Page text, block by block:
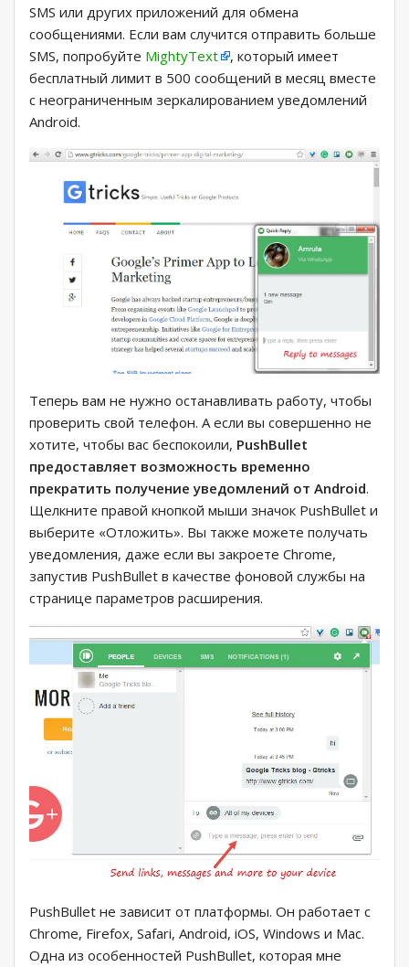
SMS или других приложений для обмена
сообщениями. Если вам случится отправить больше
SMS, попробуйте MightyText
, который имеет
бесплатный лимит в 500 сообщений в месяц вместе
с неограниченным зеркалированием уведомлений
Android.
Теперь вам не нужно останавливать работу, чтобы
проверить свой телефон. А если вы совершенно не
хотите, чтобы вас беспокоили, PushBullet
предоставляет возможность временно
прекратить получение уведомлений от Android.
Щелкните правой кнопкой мыши значок PushBullet и
выберите «Отложить». Вы также можете получать
уведомления, даже если вы закроете Chrome,
запустив PushBullet в качестве фоновой службы на
странице параметров расширения.
PushBullet не зависит от платформы. Он работает с
Chrome, Firefox, Safari, Android, iOS, Windows и Mac.
Одна из особенностей PushBullet, которая мне